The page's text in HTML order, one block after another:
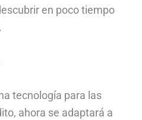
en poco tiempo
tecnología para las
ahora se adaptará a